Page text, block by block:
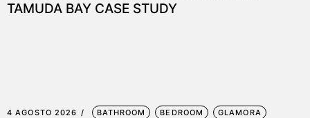
TAMUDA BAY CASE STUDY
4 AGOSTO 2026 BATHROOM BEDROOM GLAMORA